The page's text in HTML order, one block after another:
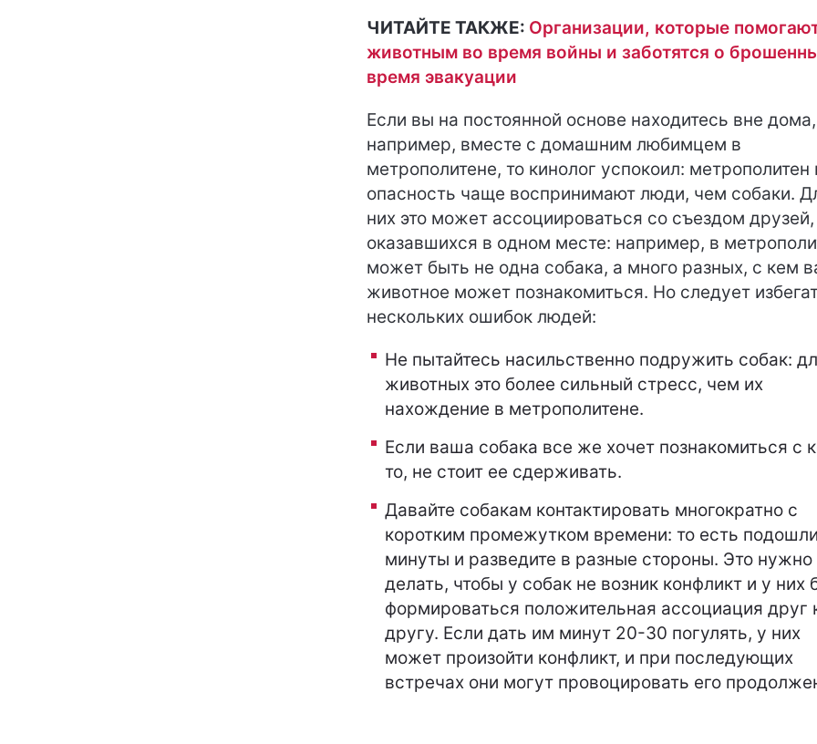
ЧИТАЙТЕ ТАКЖЕ: Организации, которые
животным во время войны и заботятся о
время эвакуации
Если вы на постоянной основе находитесь вне
например, вместе с домашним любимцем в
метрополитене, то кинолог успокоил: метрополитен
опасность чаще воспринимают люди, чем собаки.
них это может ассоциироваться со съездом друзей,
оказавшихся в одном месте: например, в
может быть не одна собака, а много разных, с кем
животное может познакомиться. Но следует
нескольких ошибок людей:
Не пытайтесь насильственно подружить собак:
животных это более сильный стресс, чем их
нахождение в метрополитене.
Если ваша собака все же хочет познакомиться с
то, не стоит ее сдерживать.
Давайте собакам контактировать многократно с
коротким промежутком времени: то есть
минуты и разведите в разные стороны. Это нужно
делать, чтобы у собак не возник конфликт и у них
формироваться положительная ассоциация друг
другу. Если дать им минут 20-30 погулять, у них
может произойти конфликт, и при последующих
встречах они могут провоцировать его